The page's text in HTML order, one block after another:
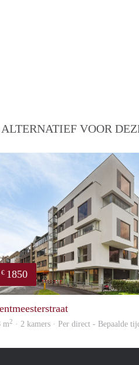
VOOR
€ 1850
m2 · 2 kamers · Per direct - Bepaalde